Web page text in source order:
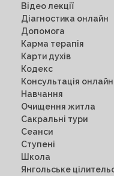
Відео лекції
Діагностика онлайн
Допомога
Карма терапія
Карти духів
Кодекс
Консультація онлайн
Навчання
Очищення житла
Сакральні тури
Сеанси
Ступені
Школа
Янгольське